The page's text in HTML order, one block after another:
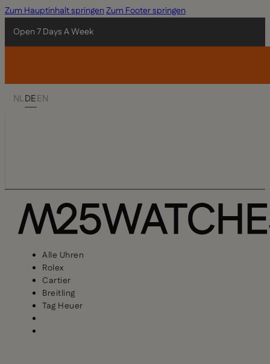
Zum Hauptinhalt springenZum Footer springen
Open 7 Days A Week
NLDEEN
Alle Uhren
Rolex
Cartier
Breitling
Tag Heuer